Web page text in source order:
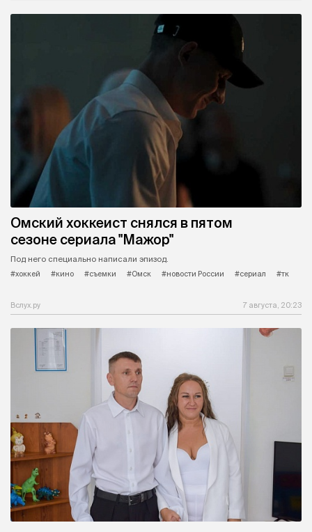
Омский хоккеист снялся в пятом
сезоне сериала "Мажор"
Под него специально написали эпизод.
#хоккей
#кино #съемки #Омск #новости России #сериал #тк
Вслух.ру 7 августа, 20:23